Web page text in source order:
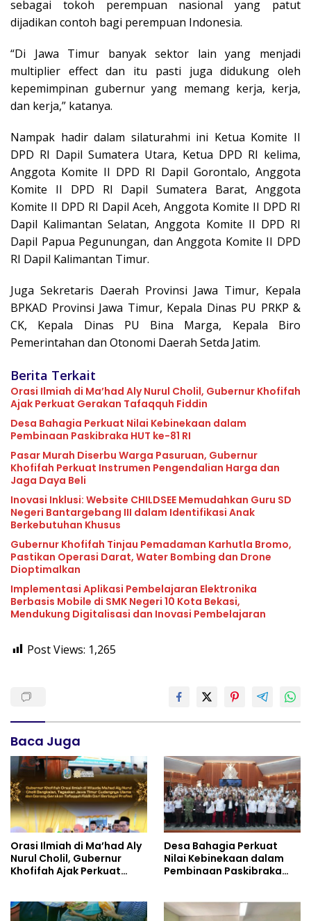
sebagai tokoh perempuan nasional yang patut
dijadikan contoh bagi perempuan Indonesia.
“Di Jawa Timur banyak sektor lain yang menjadi
multiplier effect dan itu pasti juga didukung oleh
kepemimpinan gubernur yang memang kerja, kerja,
dan kerja,” katanya.
Nampak hadir dalam silaturahmi ini Ketua Komite II
DPD RI Dapil Sumatera Utara, Ketua DPD RI kelima,
Anggota Komite II DPD RI Dapil Gorontalo, Anggota
Komite II DPD RI Dapil Sumatera Barat, Anggota
Komite II DPD RI Dapil Aceh, Anggota Komite II DPD RI
Dapil Kalimantan Selatan, Anggota Komite II DPD RI
Dapil Papua Pegunungan, dan Anggota Komite II DPD
RI Dapil Kalimantan Timur.
Juga Sekretaris Daerah Provinsi Jawa Timur, Kepala
BPKAD Provinsi Jawa Timur, Kepala Dinas PU PRKP &
CK, Kepala Dinas PU Bina Marga, Kepala Biro
Pemerintahan dan Otonomi Daerah Setda Jatim.
Berita Terkait
Orasi Ilmiah di Ma’had Aly Nurul Cholil, Gubernur Khofifah
Ajak Perkuat Gerakan Tafaqquh Fiddin
Desa Bahagia Perkuat Nilai Kebinekaan dalam
Pembinaan Paskibraka HUT ke-81 RI
Pasar Murah Diserbu Warga Pasuruan, Gubernur
Khofifah Perkuat Instrumen Pengendalian Harga dan
Jaga Daya Beli
Inovasi Inklusi: Website CHILDSEE Memudahkan Guru SD
Negeri Bantargebang III dalam Identifikasi Anak
Berkebutuhan Khusus
Gubernur Khofifah Tinjau Pemadaman Karhutla Bromo,
Pastikan Operasi Darat, Water Bombing dan Drone
Dioptimalkan
Implementasi Aplikasi Pembelajaran Elektronika
Berbasis Mobile di SMK Negeri 10 Kota Bekasi,
Mendukung Digitalisasi dan Inovasi Pembelajaran
Post Views: 1,265
Baca Juga
Orasi Ilmiah di Ma’had Aly
Nurul Cholil, Gubernur
Khofifah Ajak Perkuat
Desa Bahagia Perkuat
Nilai Kebinekaan dalam
Pembinaan Paskibraka